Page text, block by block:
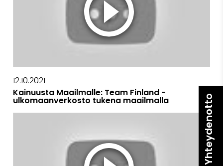
12.10.2021
Kainuusta Maailmalle: Team Finland -
ulkomaanverkosto tukena maailmalla Yhteydenotto